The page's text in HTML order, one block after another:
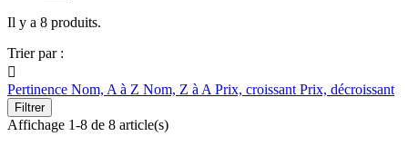
Il y a 8 produits.
Trier par :

Pertinence Nom, A à Z Nom, Z à A Prix, croissant Prix, décroissant
Filtrer
Affichage 1-8 de 8 article(s)